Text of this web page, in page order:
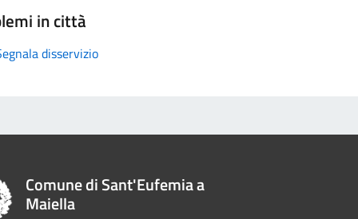
in città
disservizio
Comune di Sant'Eufemia a
Maiella